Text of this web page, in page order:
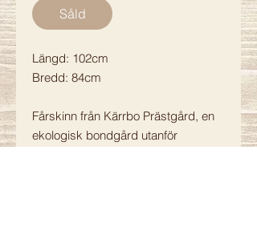
Såld
Längd: 102cm
Bredd: 84cm
Fårskinn från Kärrbo Prästgård, en
ekologisk bondgård utanför